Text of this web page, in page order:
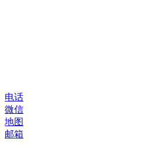
电话
微信
地图
邮箱